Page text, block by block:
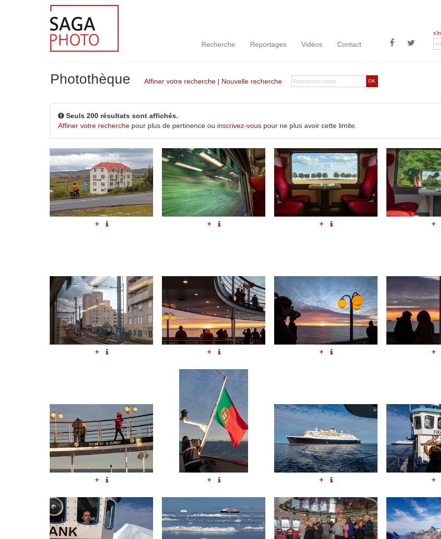
Recherche Reportages Vidéos Contact
OK
Photothèque Affiner votre recherche | Nouvelle recherche
Seuls 200 résultats sont affichés.
Affiner votre recherche pour plus de pertinence ou inscrivez-vous pour ne plus avoir cette limite.
+ + + +
+ + + +
+ + + +